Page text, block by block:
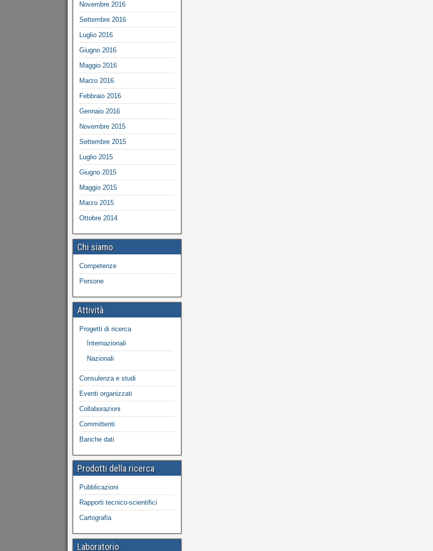
Novembre 2016
Settembre 2016
Luglio 2016
Giugno 2016
Maggio 2016
Marzo 2016
Febbraio 2016
Gennaio 2016
Novembre 2015
Settembre 2015
Luglio 2015
Giugno 2015
Maggio 2015
Marzo 2015
Ottobre 2014
Chi siamo
Competenze
Persone
Attività
Progetti di ricerca
Internazionali
Nazionali
Consulenza e studi
Eventi organizzati
Collaborazioni
Committenti
Banche dati
Prodotti della ricerca
Pubblicazioni
Rapporti tecnico-scientifici
Cartografia
Laboratorio